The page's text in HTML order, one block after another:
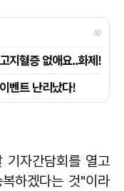
기자간담회를 열고
하겠다는 것"이라